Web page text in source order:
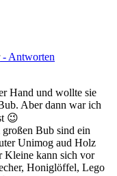
- Antworten
Hand und wollte sie
Aber dann war ich
😉
Bub sind ein
Unimog aud Holz
Kleine kann sich vor
Honiglöffel, Lego